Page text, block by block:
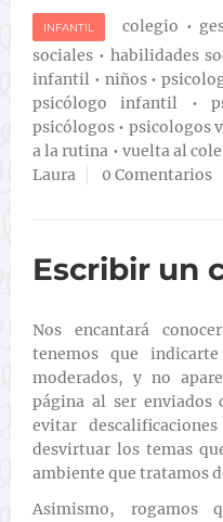
INFANTIL colegio •
sociales • habilidades
infantil • niños•
psicólogo infantil •
psicólogos • psicologos
a la rutina • vuelta al cole
Laura
0 Comentarios
Escribir un
Nos encantará
tenemos que
moderados, y no
página al ser enviados
evitar
desvirtuar los temas
ambiente que tratamos
Asimismo, rogamos